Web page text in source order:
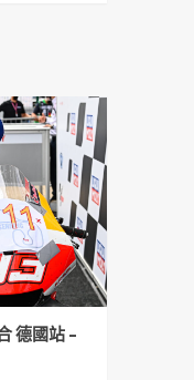
德國站 –